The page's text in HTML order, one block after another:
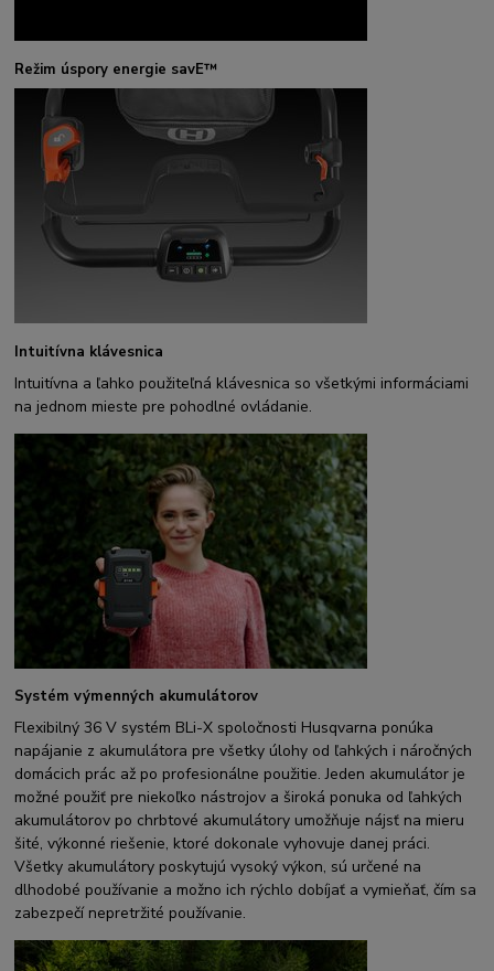
Režim úspory energie savE™
Intuitívna klávesnica
Intuitívna a ľahko použiteľná klávesnica so všetkými informáciami
na jednom mieste pre pohodlné ovládanie.
Systém výmenných akumulátorov
Flexibilný 36 V systém BLi-X spoločnosti Husqvarna ponúka
napájanie z akumulátora pre všetky úlohy od ľahkých i náročných
domácich prác až po profesionálne použitie. Jeden akumulátor je
možné použiť pre niekoľko nástrojov a široká ponuka od ľahkých
akumulátorov po chrbtové akumulátory umožňuje nájsť na mieru
šité, výkonné riešenie, ktoré dokonale vyhovuje danej práci.
Všetky akumulátory poskytujú vysoký výkon, sú určené na
dlhodobé používanie a možno ich rýchlo dobíjať a vymieňať, čím sa
zabezpečí nepretržité používanie.